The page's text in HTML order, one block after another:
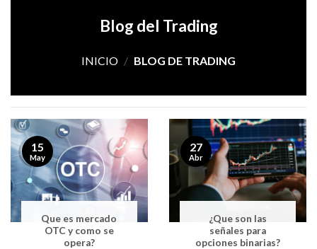
Blog del Trading
INICIO / BLOG DE TRADING
Que es mercado
OTC y como se
opera?
15
May
¿Que son las
señales para
opciones binarias?
27
Abr